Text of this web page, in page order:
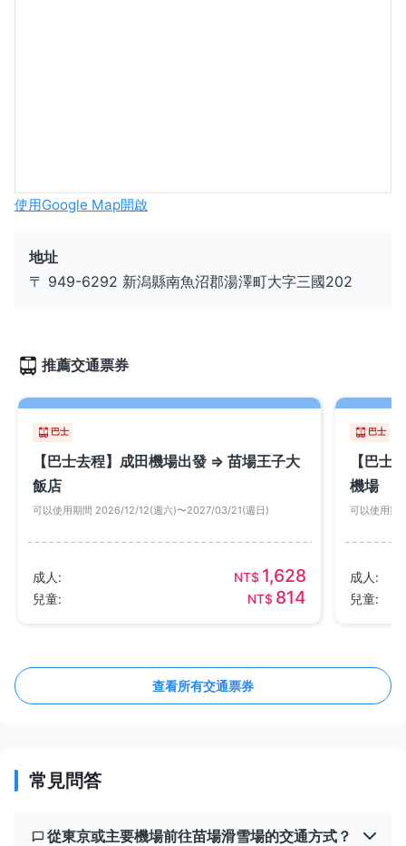
使用Google Map開啟
地址
〒 949-6292 新潟縣南魚沼郡湯澤町大字三國202
推薦交通票券
巴士
【巴士去程】成田機場出發 ⇒ 苗場王子大
飯店
可以使用期間 2026/12/12(週六)〜2027/03/21(週日)
成人: NT$ 1,628
兒童: NT$ 814
巴士
【巴士
機場
可以使用期
成人:
兒童:
查看所有交通票券
常見問答
從東京或主要機場前往苗場滑雪場的交通方式？